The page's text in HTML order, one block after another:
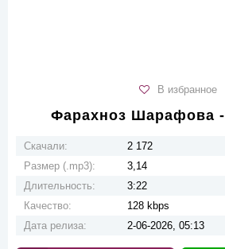
В избранное
Фарахноз Шарафова -
Скачали:
2 172
Размер (.mp3):
3,14
Длительность:
3:22
Качество:
128 kbps
Дата релиза:
2-06-2026, 05:13